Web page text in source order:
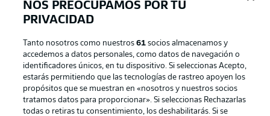
Publicidad Aviso legal
NOS PREOCUPAMOS POR TU
PRIVACIDAD
Tanto nosotros como nuestros61 socios almacenamos y
accedemos a datos personales, como datos de navegación o
identificadores únicos, en tu dispositivo. Si seleccionas Acepto,
estarás permitiendo que las tecnologías de rastreo apoyen los
propósitos que se muestran en «nosotros y nuestros socios
tratamos datos para proporcionar». Si seleccionas Rechazarlas
todas o retiras tu consentimiento, los deshabilitarás. Si se